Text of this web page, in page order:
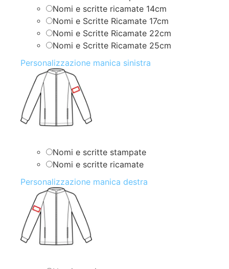
Nomi e scritte ricamate 14cm
Nomi e Scritte Ricamate 17cm
Nomi e Scritte Ricamate 22cm
Nomi e Scritte Ricamate 25cm
Personalizzazione manica sinistra
Nomi e scritte stampate
Nomi e scritte ricamate
Personalizzazione manica destra